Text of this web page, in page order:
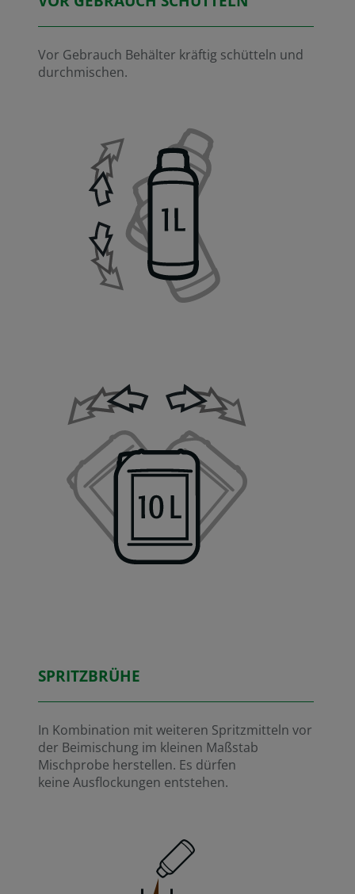
Vor Gebrauch Behälter kräftig schütteln und
durchmischen.
SPRITZBRÜHE
In Kombination mit weiteren Spritzmitteln vor
der Beimischung im kleinen Maßstab
Mischprobe herstellen. Es dürfen
keine Ausflockungen entstehen.